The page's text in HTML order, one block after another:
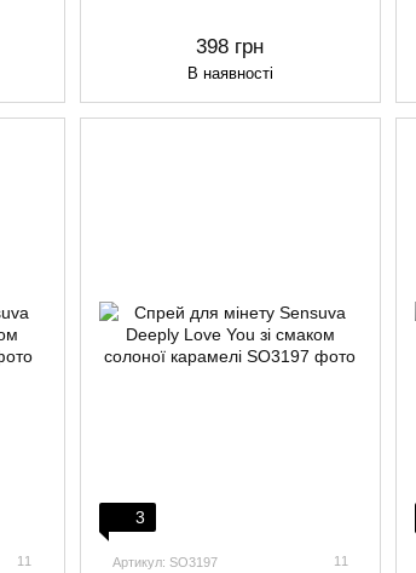
398 грн
В наявності
11
3
Артикул: SO3197 11